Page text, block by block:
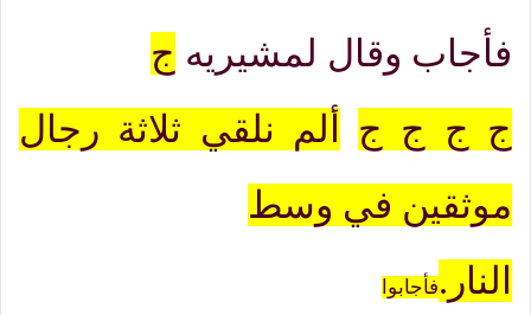
فأجاب وقال لمشيريه ج
ج ج ج ج
ألم نلقي ثلاثة رجال
موثقين في وسط
النار .فأجابوا